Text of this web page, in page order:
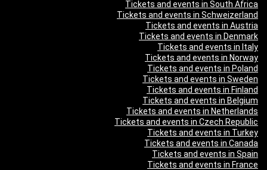
Tickets and events in South Africa
Tickets and events in Schweizerland
Tickets and events in Austria
Tickets and events in Denmark
Tickets and events in Italy
Tickets and events in Norway
Tickets and events in Poland
Tickets and events in Sweden
Tickets and events in Finland
Tickets and events in Belgium
Tickets and events in Netherlands
Tickets and events in Czech Republic
Tickets and events in Turkey
Tickets and events in Canada
Tickets and events in Spain
Tickets and events in France